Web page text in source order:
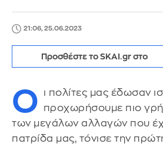
21:06, 25.06.2023
Προσθέστε το SKAI.gr στο
Ο
ι πολίτες μας έδωσαν
προχωρήσουμε πιο
των μεγάλων αλλαγών που
πατρίδα μας, τόνισε την